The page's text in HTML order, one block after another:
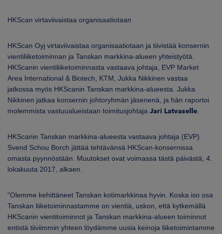
UUTISHUONE
HKScan virtaviivaistaa organisaatiotaan
HKScan Oyj virtaviivaistaa organisaatiotaan ja tiivistää konsernin
vientiliiketoiminnan ja Tanskan markkina-alueen yhteistyötä.
HKScanin vientiliiketoiminnasta vastaava johtaja, EVP Market
Area International & Biotech, KTM, Jukka Nikkinen vastaa
jatkossa myös HKScanin Tanskan markkina-alueesta. Jukka
Nikkinen jatkaa konsernin johtoryhmän jäsenenä, ja hän raportoi
molemmista vastuualueistaan toimitusjohtaja Jari Latvaselle
HKScanin Tanskan markkina-alueesta vastaava johtaja (EVP)
Svend Schou Borch jättää tehtävänsä HKScan-konsernissa
omasta pyynnöstään. Muutokset ovat voimassa tästä päivästä, 4.
lokakuuta 2017, alkaen.
”Olemme kehittäneet Tanskan kotimarkkinaa hyvin. Koska iso osa
Tanskan liiketoiminnastamme on vientiä, uskon, että kytkemällä
HKScanin vientitoiminnot ja Tanskan markkina-alueen toiminnot
entistä tiiviimmin yhteen löydämme uusia keinoja liiketoimintamme